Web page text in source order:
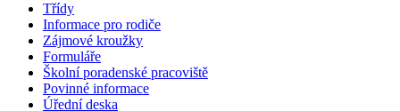
Třídy
Informace pro rodiče
Zájmové kroužky
Formuláře
Školní poradenské pracoviště
Povinné informace
Úřední deska